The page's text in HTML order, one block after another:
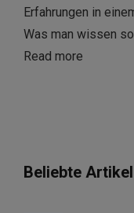
Erfahrungen in
Was man wissen
Read more
Beliebte Artikel